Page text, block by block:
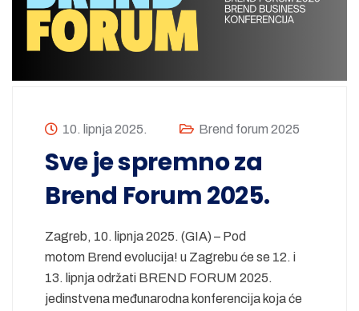
10. lipnja 2025. Brend forum 2025
Sve je spremno za
Brend Forum 2025.
Zagreb, 10. lipnja 2025. (GIA) – Pod
motom Brend evolucija! u Zagrebu će se 12. i
13. lipnja održati BREND FORUM 2025.
jedinstvena međunarodna konferencija koja će